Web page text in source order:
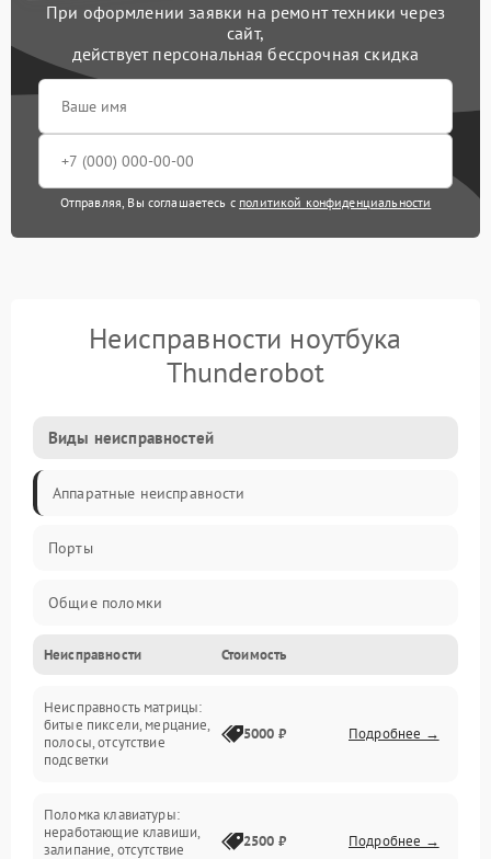
При оформлении заявки на ремонт техники через
сайт,
действует персональная бессрочная скидка
Отправляя, Вы соглашаетесь с политикой конфиденциальности
Неисправности ноутбука
Thunderobot
Виды неисправностей
Аппаратные неисправности
Порты
Общие поломки
Устройства
Программные ошибки
Электрические и системные сбои
Интерфейсные проблемы
Неисправности Стоимость
Неисправность матрицы:
битые пиксели, мерцание,
полосы, отсутствие
подсветки
5000 ₽ Подробнее →
Поломка клавиатуры:
неработающие клавиши,
залипание, отсутствие
2500 ₽ Подробнее →